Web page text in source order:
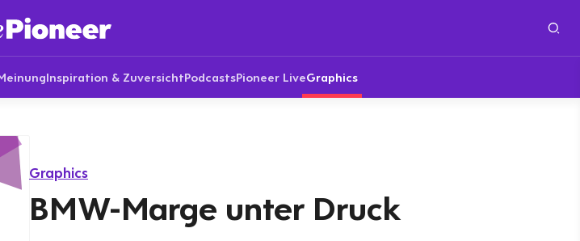
Inspiration & ZuversichtPodcastsPioneer LiveGraphics
Graphics
BMW-Marge unter Druck